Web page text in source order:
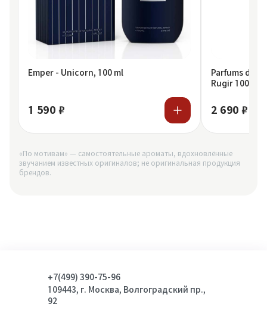
Emper - Unicorn, 100 ml
1 590 ₽
Parfums de
Rugir 100 ml
2 690 ₽
«По мотивам» — самостоятельные ароматы, вдохновлённые
звучанием известных оригиналов; не оригинальная продукция
брендов.
+7(499) 390-75-96
109443, г. Москва, Волгоградский пр.,
92